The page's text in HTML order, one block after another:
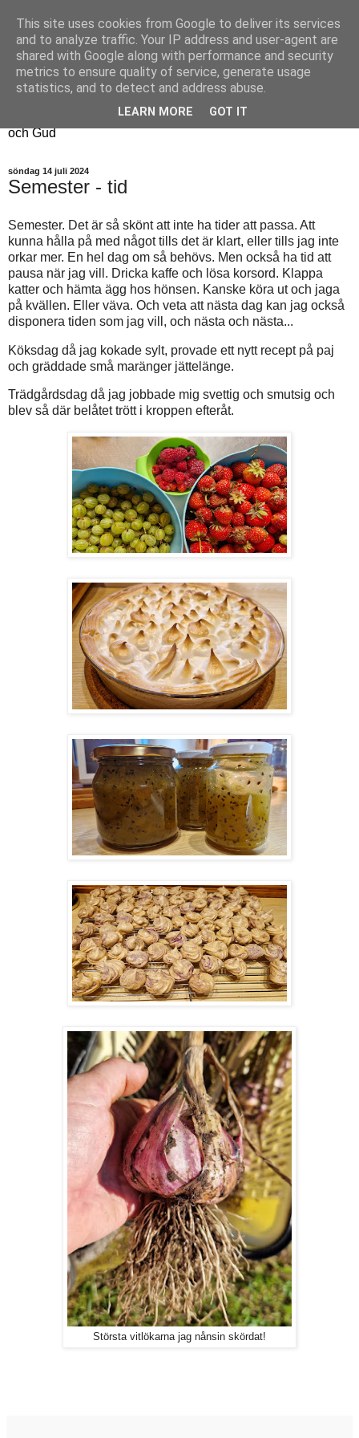
Fyren
Fyren finns för att sprida ljus i mörkret
För att påminna om guldkanterna i tillvaron
Här samsas jakt, hantverk, odling, och andra tankar om livet
och Gud
söndag 14 juli 2024
Semester - tid
Semester. Det är så skönt att inte ha tider att passa. Att
kunna hålla på med något tills det är klart, eller tills jag inte
orkar mer. En hel dag om så behövs. Men också ha tid att
pausa när jag vill. Dricka kaffe och lösa korsord. Klappa
katter och hämta ägg hos hönsen. Kanske köra ut och jaga
på kvällen. Eller väva. Och veta att nästa dag kan jag också
disponera tiden som jag vill, och nästa och nästa...
Köksdag då jag kokade sylt, provade ett nytt recept på paj
och gräddade små maränger jättelänge.
Trädgårdsdag då jag jobbade mig svettig och smutsig och
blev så där belåtet trött i kroppen efteråt.
Största vitlökarna jag nånsin skördat!
This site uses cookies from Google to deliver its services
and to analyze traffic. Your IP address and user-agent are
shared with Google along with performance and security
metrics to ensure quality of service, generate usage
statistics, and to detect and address abuse.
LEARN MORE GOT IT